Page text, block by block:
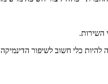
השירות.
כלי חשוב לשיפור